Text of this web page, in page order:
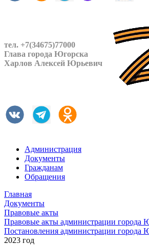
тел. +7(34675)77000
Глава города Югорска
Харлов Алексей Юрьевич
Администрация
Документы
Гражданам
Обращения
Главная
Документы
Правовые акты
Правовые акты администрации города
Постановления администрации города
2023 год